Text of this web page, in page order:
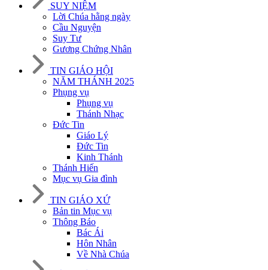
SUY NIỆM
Lời Chúa hằng ngày
Cầu Nguyện
Suy Tư
Gương Chứng Nhân
TIN GIÁO HỘI
NĂM THÁNH 2025
Phụng vụ
Phụng vụ
Thánh Nhạc
Đức Tin
Giáo Lý
Đức Tin
Kinh Thánh
Thánh Hiến
Mục vụ Gia đình
TIN GIÁO XỨ
Bản tin Mục vụ
Thông Báo
Bác Ái
Hôn Nhân
Về Nhà Chúa